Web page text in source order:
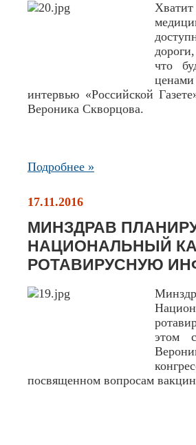
что
ценами
интервью «Российской
Вероника Скворцова.
Подробнее »
17.11.2016
МИНЗДРАВ
НАЦИОНАЛЬНЫЙ
РОТАВИРУСНУЮ
этом
посвященном вопросам